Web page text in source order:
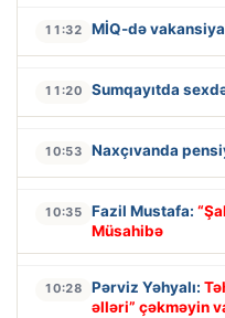
11:32 MİQ-də
11:20 Sumqayıtda
10:53 Naxçıvanda
10:35 Fazil Mustafa:
Müsahibə
10:28 Pərviz Yəhyalı:
əlləri” çəkməyin